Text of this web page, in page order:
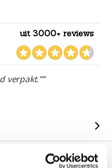
uit 3000+ reviews
verpakt.””